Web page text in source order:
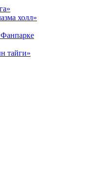
холл»
тайги»